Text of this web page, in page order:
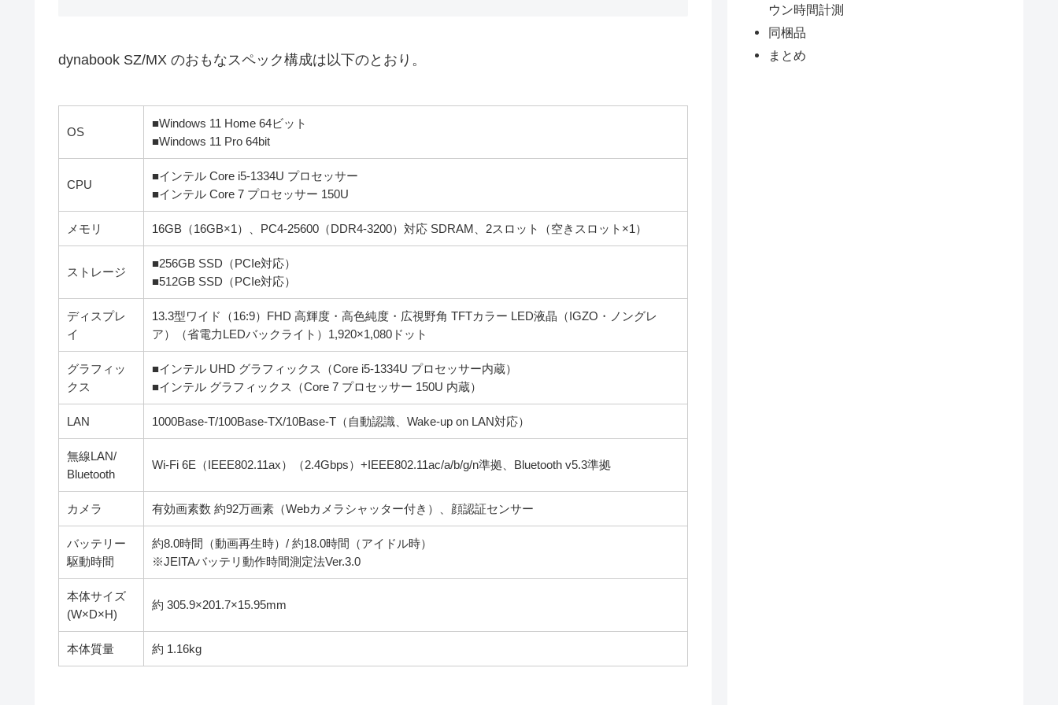
dynabook SZ/MX のおもなスペック構成は以下のとおり。
OS
■Windows 11 Home 64ビット
■Windows 11 Pro 64bit
CPU
■インテル Core i5-1334U プロセッサー
■インテル Core 7 プロセッサー 150U
メモリ 16GB（16GB×1）、PC4-25600（DDR4-3200）対応 SDRAM、2スロット（空きスロット×1）
ストレージ
■256GB SSD（PCIe対応）
■512GB SSD（PCIe対応）
ディスプレ
イ
13.3型ワイド（16:9）FHD 高輝度・高色純度・広視野角 TFTカラー LED液晶（IGZO・ノングレ
ア）（省電力LEDバックライト）1,920×1,080ドット
グラフィッ
クス
■インテル UHD グラフィックス（Core i5-1334U プロセッサー内蔵）
■インテル グラフィックス（Core 7 プロセッサー 150U 内蔵）
LAN 1000Base-T/100Base-TX/10Base-T（自動認識、Wake-up on LAN対応）
無線LAN/
Bluetooth
Wi-Fi 6E（IEEE802.11ax）（2.4Gbps）+IEEE802.11ac/a/b/g/n準拠、Bluetooth v5.3準拠
カメラ 有効画素数 約92万画素（Webカメラシャッター付き）、顔認証センサー
バッテリー
駆動時間
約8.0時間（動画再生時）/ 約18.0時間（アイドル時）
※JEITAバッテリ動作時間測定法Ver.3.0
本体サイズ
(W×D×H)
約 305.9×201.7×15.95mm
本体質量 約 1.16kg
ウン時間計測
同梱品
まとめ